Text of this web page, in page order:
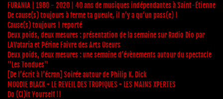
FURANIA | 1980 - 2020 | 40 ans de musiques indépendantes à Saint-Étienne
De cause(s) toujours à ferme ta gueule, il n’y a qu’un pass(e) !
Cause(s) toujours ! reporté
Deux poids, deux mesures : présentation de la semaine sur Radio Dio par
LAVataria et Périne Faivre des Arts Oseurs
Deux poids, deux mesures : une semaine d’évènements autour du spectacle
"Les Tondues"
[De l’écrit à l’écran] Soirée autour de Philip K. Dick
MOODIE BLACK + LE REVEIL DES TROPIQUES + LES MAINS XPERTES
Do (Cl)it Yourself !!